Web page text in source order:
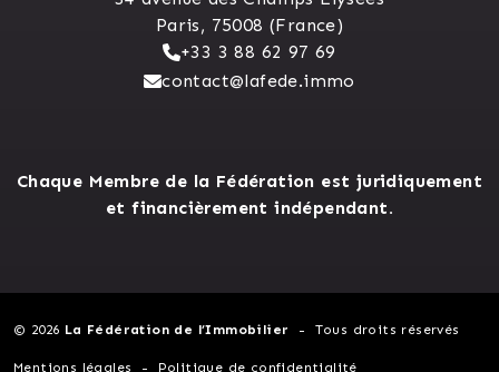
Paris, 75008 (France)
+33 3 88 62 97 69
contact@lafede.immo
Chaque Membre de la Fédération est juridiquement
et financièrement indépendant.
© 2026 La Fédération de l’Immobilier Tous droits réservés
Mentions légales Politique de confidentialité